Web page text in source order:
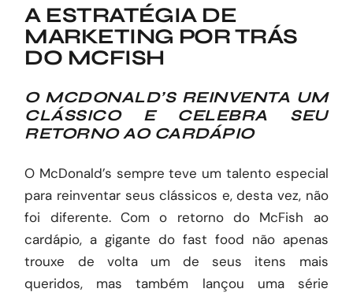
A ESTRATÉGIA DE
MARKETING POR TRÁS
DO MCFISH
O MCDONALD’S REINVENTA UM
CLÁSSICO E CELEBRA SEU
RETORNO AO CARDÁPIO
O McDonald’s sempre teve um talento especial
para reinventar seus clássicos e, desta vez, não
foi diferente. Com o retorno do McFish ao
cardápio, a gigante do fast food não apenas
trouxe de volta um de seus itens mais
queridos, mas também lançou uma série